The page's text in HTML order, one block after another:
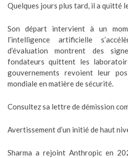
Quelques jours plus tard, il a quitté
Son départ intervient à un
l’intelligence artificielle
d’évaluation montrent des
fondateurs quittent les
gouvernements revoient leur
mondiale en matière de sécurité.
Consultez sa lettre de démission
Avertissement d’un initié de haut
Sharma a rejoint Anthropic en